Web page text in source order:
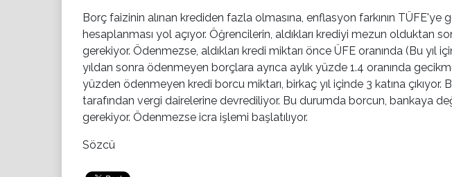
Borç faizinin alınan krediden fazla olmasına, enflasyon farkının TÜFE'ye
hesaplanması yol açıyor. Öğrencilerin, aldıkları krediyi mezun olduktan
gerekiyor. Ödenmezse, aldıkları kredi miktarı önce ÜFE oranında (Bu yıl
yıldan sonra ödenmeyen borçlara ayrıca aylık yüzde 1.4 oranında
yüzden ödenmeyen kredi borcu miktarı, birkaç yıl içinde 3 katına çıkıyor.
tarafından vergi dairelerine devrediliyor. Bu durumda borcun, bankaya
gerekiyor. Ödenmezse icra işlemi başlatılıyor.
Sözcü